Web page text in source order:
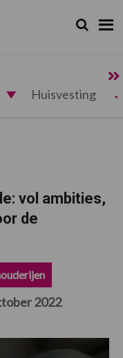
Zoeken...
Zoek
Huisvesting
vol ambities,
de
2022